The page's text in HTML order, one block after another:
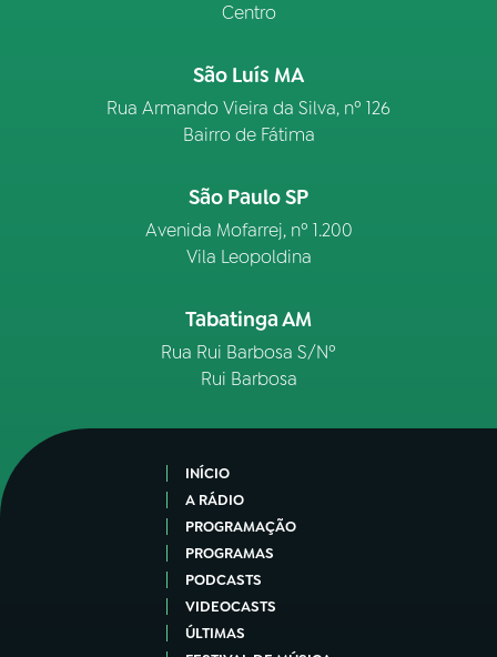
Centro
São Luís MA
Rua Armando Vieira da Silva, nº 126
Bairro de Fátima
São Paulo SP
Avenida Mofarrej, nº 1.200
Vila Leopoldina
Tabatinga AM
Rua Rui Barbosa S/Nº
Rui Barbosa
INÍCIO
A RÁDIO
PROGRAMAÇÃO
PROGRAMAS
PODCASTS
VIDEOCASTS
ÚLTIMAS